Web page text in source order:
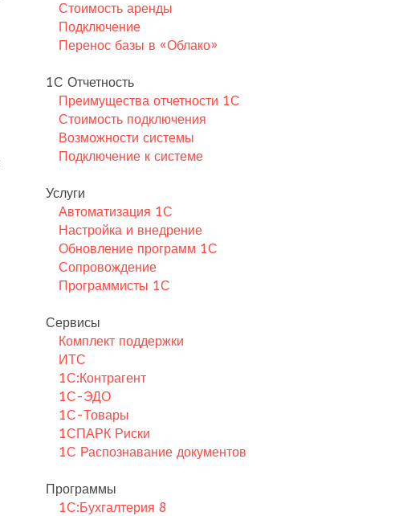
Стоимость аренды
Подключение
Перенос базы в «Облако»
1С Отчетность
Преимущества отчетности 1С
Стоимость подключения
Возможности системы
Подключение к системе
Услуги
Автоматизация 1С
Настройка и внедрение
Обновление программ 1С
Сопровождение
Программисты 1С
Сервисы
Комплект поддержки
ИТС
1С:Контрагент
1С-ЭДО
1С-Товары
1СПАРК Риски
1С Распознавание документов
Программы
1С:Бухгалтерия 8